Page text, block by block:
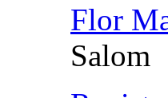
Flor
Salom